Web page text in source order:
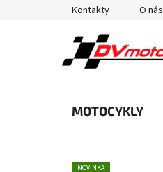
Kontakty O nás
MOTOCYKLY
NOVINKA